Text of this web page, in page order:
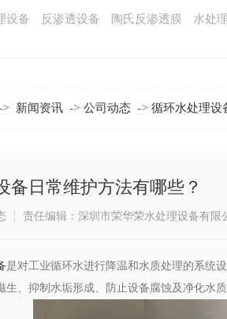
设备 反渗透设备 陶氏反渗透膜 水处
> 新闻资讯 -> 公司动态 -> 循环水处理设
备日常维护方法有哪些？
责任编辑：深圳市荣华荣水处理设备有限
是对工业循环水进行降温和水质处理的系统
生、抑制水垢形成、防止设备腐蚀及净化水